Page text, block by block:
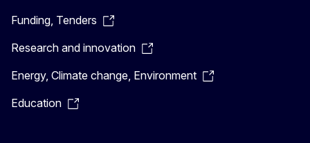
Funding, Tenders
Research and innovation
Energy, Climate change, Environment
Education